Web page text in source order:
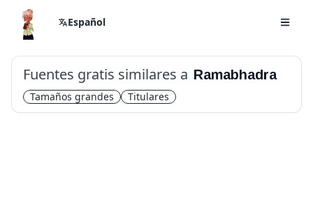
Español
Fuentes gratis similares a Ramabhadra
Tamaños grandes Titulares